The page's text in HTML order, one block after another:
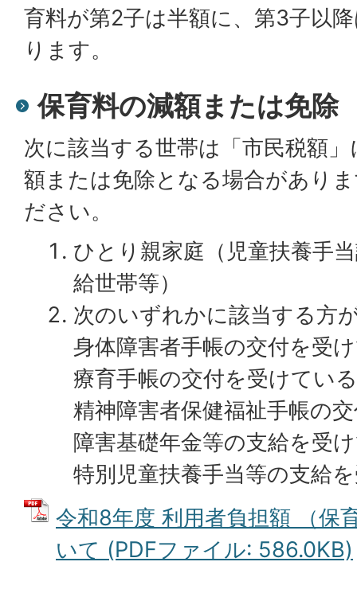
育料が第2子は半額に、第3子以
ります。
保育料の減額または免除
次に該当する世帯は「市民税額
額または免除となる場合があり
ださい。
ひとり親家庭（児童扶養手
給世帯等）
次のいずれかに該当する方
身体障害者手帳の交付を受
療育手帳の交付を受けてい
精神障害者保健福祉手帳の
障害基礎年金等の支給を受
特別児童扶養手当等の支給
令和8年度 利用者負担額 （保
いて (PDFファイル: 586.0KB)